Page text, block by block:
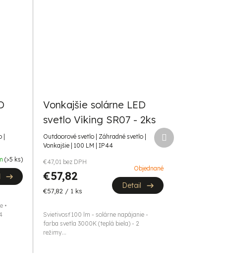
(>5 ks)
•
Vonkajšie solárne LED
svetlo Viking SR07 - 2ks
Outdoorové svetlo | Záhradné svetlo |
Vonkajšie | 100 LM | IP44
€47,01 bez DPH
€57,82
Jednotková
€57,82 / 1 ks
Objednané
Detail
Svietivosť 100 lm - solárne napájanie -
farba svetla 3000K (teplá biela) - 2
režimy...
Ďalší
produkt